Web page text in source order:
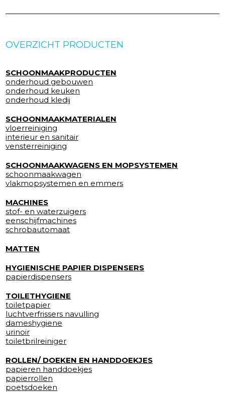
OVERZICHT PRODUCTEN
SCHOONMAAKPRODUCTEN
onderhoud gebouwen
onderhoud keuken
onderhoud kledij
SCHOONMAAKMATERIALEN
vloerreiniging
interieur en sanitair
vensterreiniging
SCHOONMAAKWAGENS EN MOPSYSTEMEN
schoonmaakwagen
vlakmopsystemen en emmers
MACHINES
stof- en waterzuigers
eenschijfmachines
schrobautomaat
MATTEN
HYGIENISCHE PAPIER DISPENSERS
papierdispensers
TOILETHYGIENE
toiletpapier
luchtverfrissers navulling
dameshygiene
urinoir
toiletbrilreiniger
ROLLEN/ DOEKEN EN HANDDOEKJES
papieren handdoekjes
papierrollen
poetsdoeken